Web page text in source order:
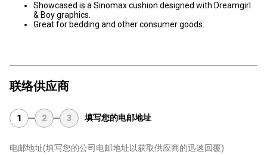
Showcased is a Sinomax cushion designed with Dreamgirl
& Boy graphics.
Great for bedding and other consumer goods.
联络供应商
1 2 3 填写您的电邮地址
电邮地址(填写您的公司电邮地址以获取供应商的迅速回覆)